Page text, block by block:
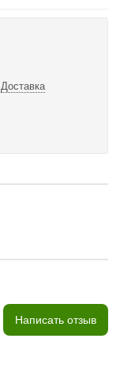
Доставка
Написать отзыв